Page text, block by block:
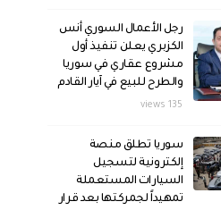
رجل الأعمال السوري أنس
الكزبري يعلن تنفيذ أول
مشروع عقاري في سوريا
والطرح للبيع في آيار القادم
135 views
سوريا تطلق منصة
إلكترونية لتسجيل
السيارات المستعملة
تمهيداً لجمركتها بعد قرار